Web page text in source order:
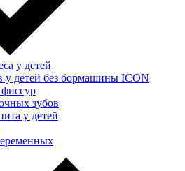
у детей
у детей без бормашины ICON
зубов
у детей